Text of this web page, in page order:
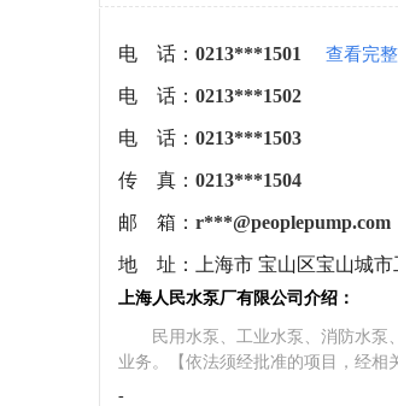
电 话： 0213***1501 查看完
电 话： 0213***1502
电 话： 0213***1503
传 真： 0213***1504
邮 箱： r***@peoplepump.com
地 址： 上海市 宝山区宝山城
上海人民水泵厂有限公司介绍：
民用水泵、工业水泵、消防水
业务。【依法须经批准的项目，经相
-